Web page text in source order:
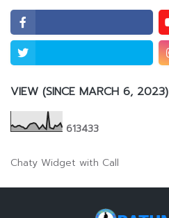
VIEW (SINCE MARCH 6, 2023)
613433
Chaty Widget with Call